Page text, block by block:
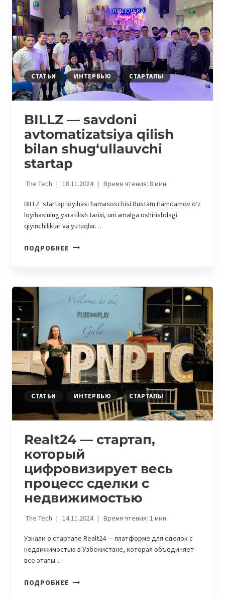
БИЗНЕСА
С
ПОМОЩЬЮ
ИИ
СТАТЬИ ИНТЕРВЬЮ СТАРТАПЫ
BILLZ — savdoni
avtomatizatsiya qilish
bilan shug‘ullauvchi
startap
The Tech 18.11.2024 Время чтения: 8мин
BILLZ startap loyihasi hamasoschisi Rustam Hamdamov o‘z
loyihasining yaratilish tarixi, uni amalga oshirishdagi
qiyinchiliklar va yutuqlar…
ПОДРОБНЕЕ BILLZ
BILAN
SHUG‘ULLAUVCHI
STARTAP
СТАТЬИ ИНТЕРВЬЮ СТАРТАПЫ
Realt24 — стартап,
который
цифровизирует весь
процесс сделки с
недвижимостью
The Tech 14.11.2024 Время чтения: 1мин
Узнали о стартапе Realt24 — платформе для сделок с
недвижимостью в Узбекистане, которая объединяет
все этапы…
ПОДРОБНЕЕ REALT24